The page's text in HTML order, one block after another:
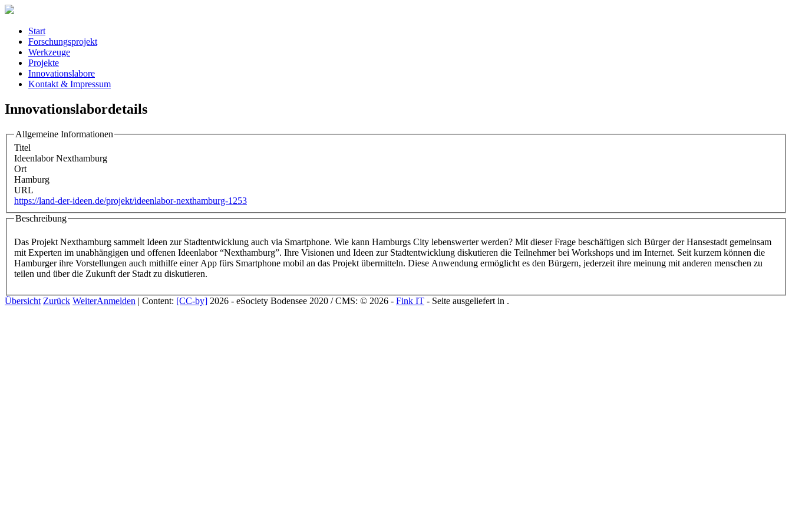
Start
Forschungsprojekt
Werkzeuge
Projekte
Innovationslabore
Kontakt & Impressum
Innovationslabordetails
Allgemeine Informationen
Titel
Ideenlabor Nexthamburg
Ort
Hamburg
URL
https://land-der-ideen.de/projekt/ideenlabor-nexthamburg-1253
Beschreibung
Das Projekt Nexthamburg sammelt Ideen zur Stadtentwicklung auch via Smartphone. Wie kann Hamburgs City lebenswerter werden? Mit dieser Frage beschäftigen sich Bürger der Hansestadt gemeinsam
mit Experten im unabhängigen und offenen Ideenlabor “Nexthamburg”. Ihre Visionen und Ideen zur Stadtentwicklung diskutieren die Teilnehmer bei Workshops und im Internet. Seit kurzem können die
Hamburger ihre Vorstellungen auch mithilfe einer App fürs Smartphone mobil an das Projekt übermitteln. Diese Anwendung ermöglicht es den Bürgern, jederzeit ihre meinung mit anderen menschen zu
teilen und über die Zukunft der Stadt zu diskutieren.
Übersicht Zurück WeiterAnmelden | Content: [CC-by] 2026 - eSociety Bodensee 2020 / CMS: © 2026 - Fink IT - Seite ausgeliefert in .